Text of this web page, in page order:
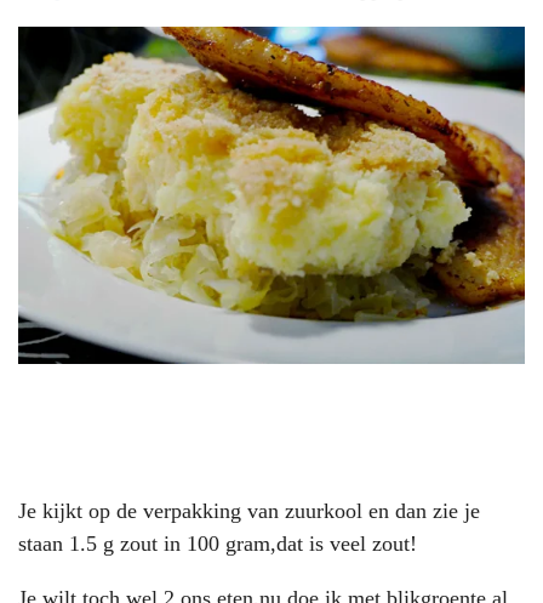
Je kijkt op de verpakking van zuurkool en dan zie je
staan 1.5 g zout in 100 gram,dat is veel zout!